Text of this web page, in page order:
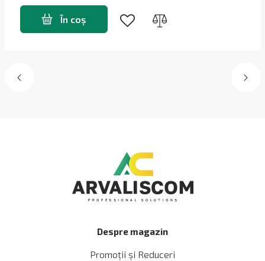
În coș
Despre magazin
Promoții și Reduceri